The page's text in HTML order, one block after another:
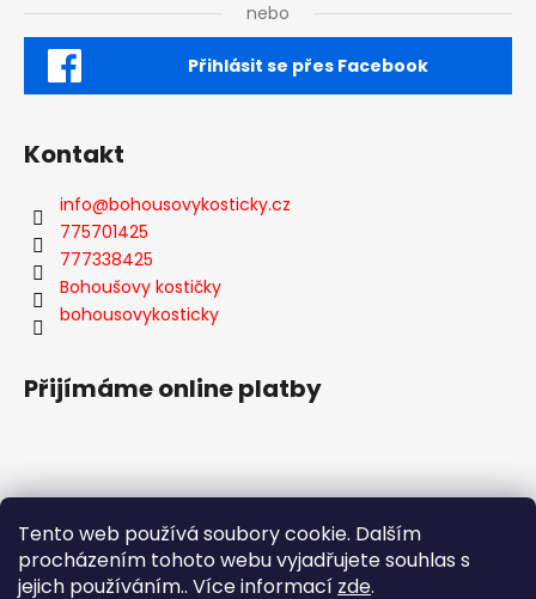
Tento web používá soubory cookie. Dalším
procházením tohoto webu vyjadřujete souhlas s
jejich používáním.. Více informací zde.
nebo
Přihlásit se přes Facebook
Kontakt
info@bohousovykosticky.cz
775701425
777338425
Bohoušovy kostičky
bohousovykosticky
Přijímáme online platby
Facebook